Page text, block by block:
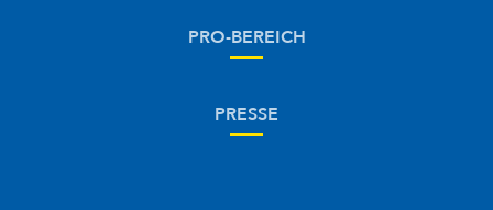
PRO-BEREICH
PRESSE